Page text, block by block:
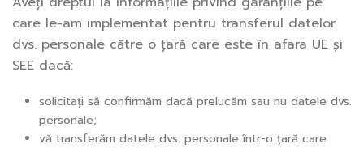
care le-am implementat pentru transferul datelor
dvs. personale către o țară care este în afara UE și
SEE dacă:
solicitați să confirmăm dacă prelucăm sau nu datele dvs.
personale;
vă transferăm datele dvs. personale într-o țară care